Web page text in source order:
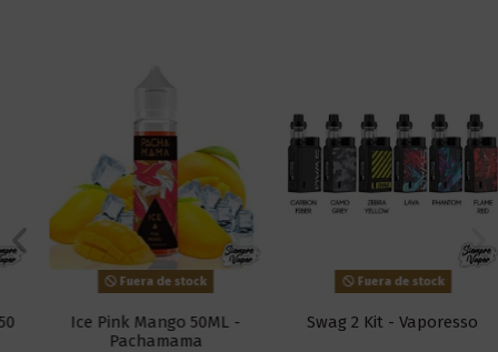
Fuera de stock
Ice Pink Mango 50ML -
Pachamama
Fuera de stock
Swag 2 Kit - Vaporesso